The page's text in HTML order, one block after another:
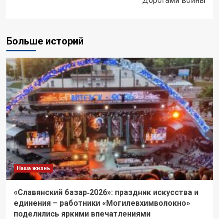
Больше историй
Наша жизнь
«Славянский базар‑2026»: праздник искусства и
единения – работники «Могилевхимволокно»
поделились яркими впечатлениями